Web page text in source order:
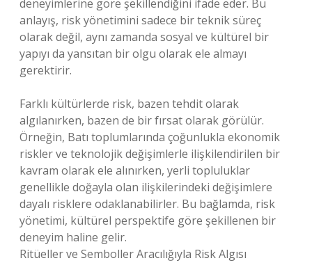
deneyimlerine göre şekillendiğini ifade eder. Bu
anlayış, risk yönetimini sadece bir teknik süreç
olarak değil, aynı zamanda sosyal ve kültürel bir
yapıyı da yansıtan bir olgu olarak ele almayı
gerektirir.
Farklı kültürlerde risk, bazen tehdit olarak
algılanırken, bazen de bir fırsat olarak görülür.
Örneğin, Batı toplumlarında çoğunlukla ekonomik
riskler ve teknolojik değişimlerle ilişkilendirilen bir
kavram olarak ele alınırken, yerli topluluklar
genellikle doğayla olan ilişkilerindeki değişimlere
dayalı risklere odaklanabilirler. Bu bağlamda, risk
yönetimi, kültürel perspektife göre şekillenen bir
deneyim haline gelir.
Ritüeller ve Semboller Aracılığıyla Risk Algısı